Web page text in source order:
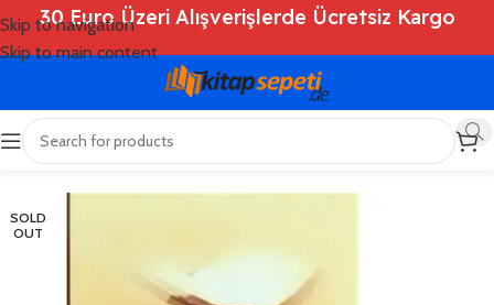
Skip to navigation
Skip to main content
30 Euro Üzeri Alışverişlerde Ücretsiz Kargo
Ana Sayfa Shop
SOLD
OUT